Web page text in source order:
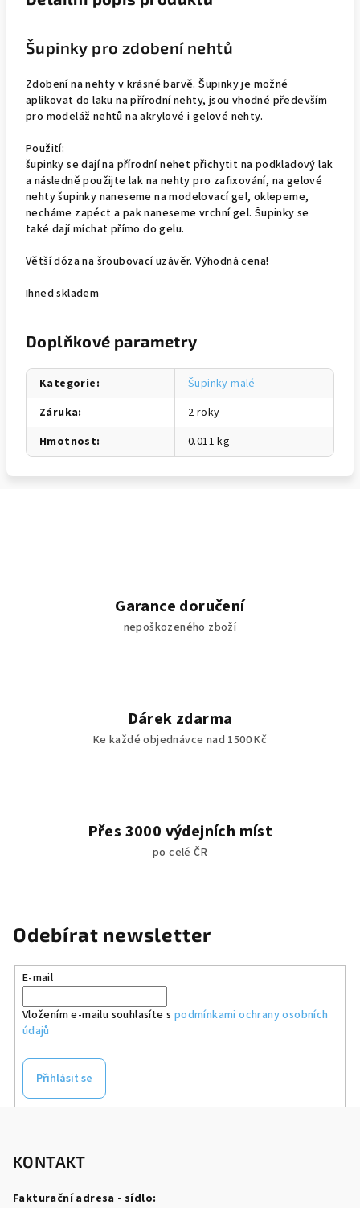
Šupinky pro zdobení nehtů
Zdobení na nehty v krásné barvě. Šupinky je možné
aplikovat do laku na přírodní nehty, jsou vhodné především
pro modeláž nehtů na akrylové i gelové nehty.
Použití:
šupinky se dají na přírodní nehet přichytit na podkladový lak
a následně použijte lak na nehty pro zafixování, na gelové
nehty šupinky naneseme na modelovací gel, oklepeme,
necháme zapéct a pak naneseme vrchní gel. Šupinky se
také dají míchat přímo do gelu.
Větší dóza na šroubovací uzávěr. Výhodná cena!
Ihned skladem
Doplňkové parametry
Kategorie:
Šupinky malé
Záruka:
2 roky
Hmotnost: 0.011 kg
Garance doručení
nepoškozeného zboží
Dárek zdarma
Ke každé objednávce nad 1500 Kč
Přes 3000 výdejních míst
po celé ČR
Odebírat newsletter
E-mail
Vložením e-mailu souhlasíte s podmínkami ochrany osobních
údajů
Přihlásit se
KONTAKT
Fakturační adresa - sídlo: